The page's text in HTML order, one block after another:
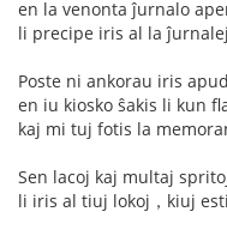
en la venonta ĵurnalo
li precipe iris al la
Poste ni ankorau iris
en iu kiosko ŝakis li kun
kaj mi tuj fotis la
Sen lacoj kaj multaj
li iris al tiuj lokoj，kiuj